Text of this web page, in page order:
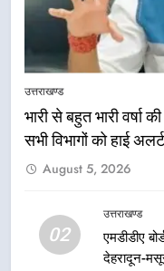
उत्तराखण्ड
भारी से बहुत भारी वर्षा
सभी विभागों को हाई
August 5, 2026
02
उत्तराखण्ड
एमडीडीए
देहरादून-
6